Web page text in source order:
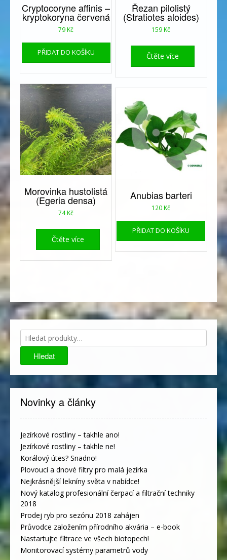
Cryptocoryne affinis –
kryptokoryna červená
79 Kč
PŘIDAT DO KOŠÍKU
Řezan pilolistý
(Stratiotes aloides)
159 Kč
Čtěte více
Morovinka hustolistá
(Egeria densa)
74Kč
Čtěte více
Anubias barteri
120 Kč
PŘIDAT DO KOŠÍKU
Hledat:
Hledat
Novinky a články
Jezírkové rostliny – takhle ano!
Jezírkové rostliny – takhle ne!
Korálový útes? Snadno!
Plovoucí a dnové filtry pro malá jezírka
Nejkrásnější lekníny světa v nabídce!
Nový katalog profesionální čerpací a filtrační techniky
2018
Prodej ryb pro sezónu 2018 zahájen
Průvodce založením přírodního akvária – e-book
Nastartujte filtrace ve všech biotopech!
Monitorovací systémy parametrů vody